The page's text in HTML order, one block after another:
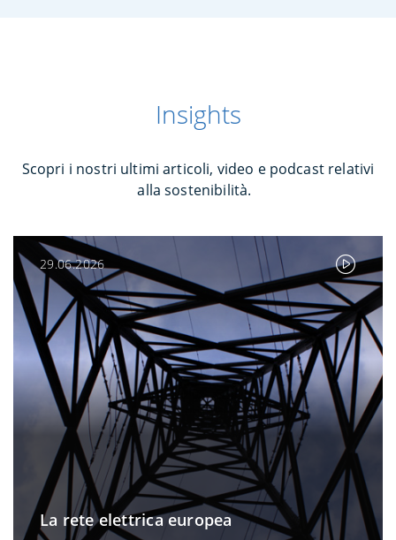
Insights
Scopri i nostri ultimi articoli, video e podcast relativi
alla sostenibilità.
29.06.2026
La rete elettrica europea